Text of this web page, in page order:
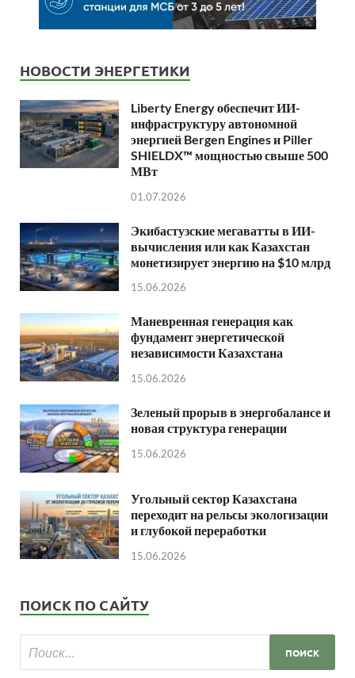
НОВОСТИ ЭНЕРГЕТИКИ
Liberty Energy обеспечит ИИ-
инфраструктуру автономной
энергией Bergen Engines и Piller
SHIELDX™ мощностью свыше 500
МВт
01.07.2026
Экибастузские мегаватты в ИИ-
вычисления или как Казахстан
монетизирует энергию на $10 млрд
15.06.2026
Маневренная генерация как
фундамент энергетической
независимости Казахстана
15.06.2026
Зеленый прорыв в энергобалансе и
новая структура генерации
15.06.2026
Угольный сектор Казахстана
переходит на рельсы экологизации
и глубокой переработки
15.06.2026
ПОИСК ПО САЙТУ